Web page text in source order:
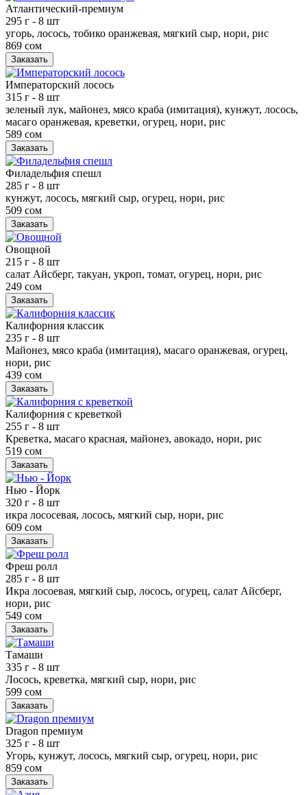
Атлантический-премиум
295 г - 8 шт
угорь, лосось, тобико оранжевая, мягкий сыр, нори, рис
869 сом
Заказать
Императорский лосось
315 г - 8 шт
зеленый лук, майонез, мясо краба (имитация), кунжут, лосось,
масаго оранжевая, креветки, огурец, нори, рис
589 сом
Заказать
Филадельфия спешл
285 г - 8 шт
кунжут, лосось, мягкий сыр, огурец, нори, рис
509 сом
Заказать
Овощной
215 г - 8 шт
салат Айсберг, такуан, укроп, томат, огурец, нори, рис
249 сом
Заказать
Калифорния классик
235 г - 8 шт
Майонез, мясо краба (имитация), масаго оранжевая, огурец,
нори, рис
439 сом
Заказать
Калифорния с креветкой
255 г - 8 шт
Креветка, масаго красная, майонез, авокадо, нори, рис
519 сом
Заказать
Нью - Йорк
320 г - 8 шт
икра лососевая, лосось, мягкий сыр, нори, рис
609 сом
Заказать
Фреш ролл
285 г - 8 шт
Икра лосоевая, мягкий сыр, лосось, огурец, салат Айсберг,
нори, рис
549 сом
Заказать
Тамаши
335 г - 8 шт
Лосось, креветка, мягкий сыр, нори, рис
599 сом
Заказать
Dragon премиум
325 г - 8 шт
Угорь, кунжут, лосось, мягкий сыр, огурец, нори, рис
859 сом
Заказать